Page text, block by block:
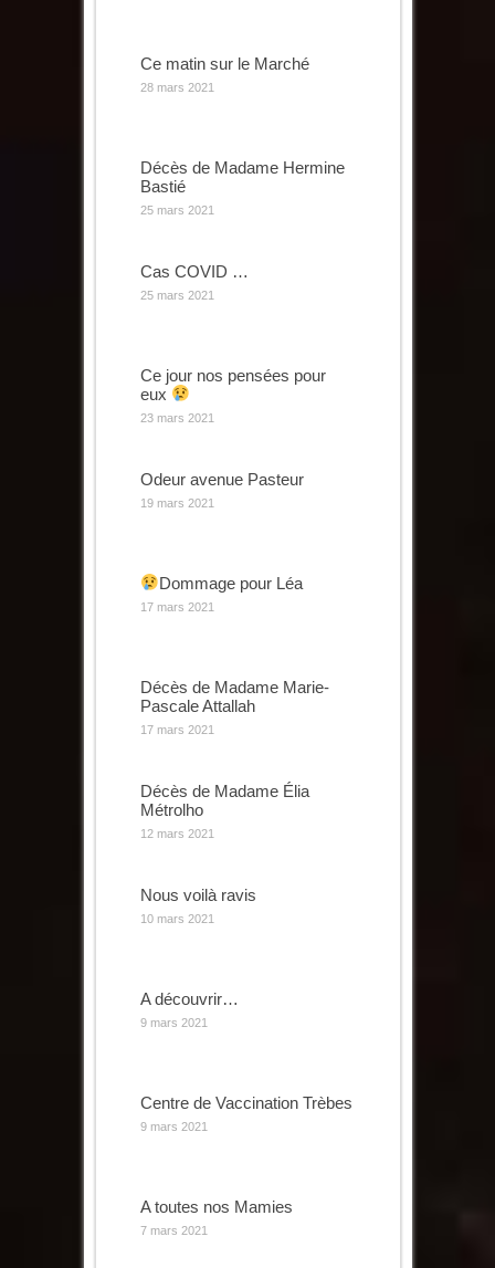
Ce matin sur le Marché
28 mars 2021
Décès de Madame Hermine
Bastié
25 mars 2021
Cas COVID …
25 mars 2021
Ce jour nos pensées pour
eux
23 mars 2021
Odeur avenue Pasteur
19 mars 2021
Dommage pour Léa
17 mars 2021
Décès de Madame Marie-
Pascale Attallah
17 mars 2021
Décès de Madame Élia
Métrolho
12 mars 2021
Nous voilà ravis
10 mars 2021
A découvrir…
9 mars 2021
Centre de Vaccination Trèbes
9 mars 2021
A toutes nos Mamies
7 mars 2021